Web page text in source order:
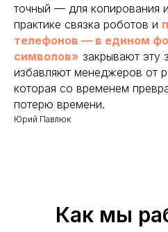
точный — для копирования
практике связка роботов и
телефонов — в едином
символов» закрывают эту
избавляют менеджеров от
которая со временем
потерю времени.
Юрий Павлюк
Как мы